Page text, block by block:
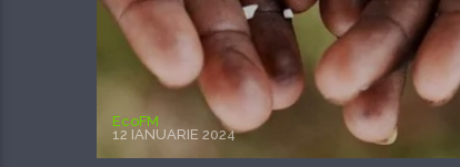
EcoFM
12 IANUARIE 2024